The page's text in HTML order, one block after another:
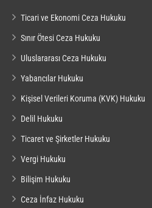
Ticari ve Ekonomi Ceza Hukuku
Sınır Ötesi Ceza Hukuku
Uluslararası Ceza Hukuku
Yabancılar Hukuku
Kişisel Verileri Koruma (KVK) Hukuku
Delil Hukuku
Ticaret ve Şirketler Hukuku
Vergi Hukuku
Bilişim Hukuku
Ceza İnfaz Hukuku